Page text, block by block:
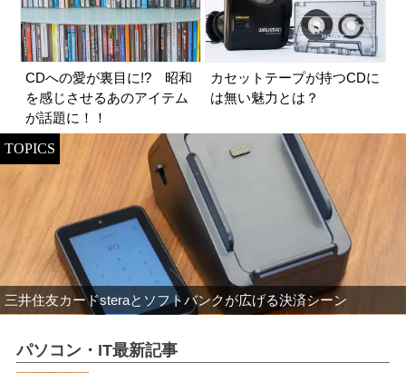
CDへの愛が裏目に!? 昭和
を感じさせるあのアイテム
が話題に！！
カセットテープが持つCDに
は無い魅力とは？
TOPICS
三井住友カードsteraとソフトバンクが広げる決済シーン
パソコン・IT最新記事